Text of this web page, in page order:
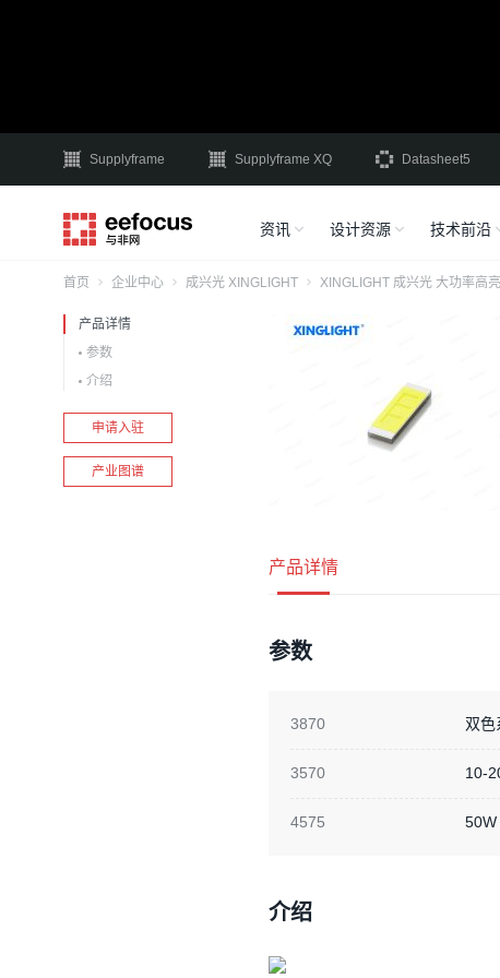
Supplyframe Supplyframe XQ Datasheet5
资讯 设计资源 技术前沿
首页 企业中心 成兴光 XINGLIGHT XINGLIGHT 成兴光 大功率高
产品详情
参数
介绍
申请入驻
产业图谱
产品详情
参数
3870 双色
3570 10-
4575 50W
介绍